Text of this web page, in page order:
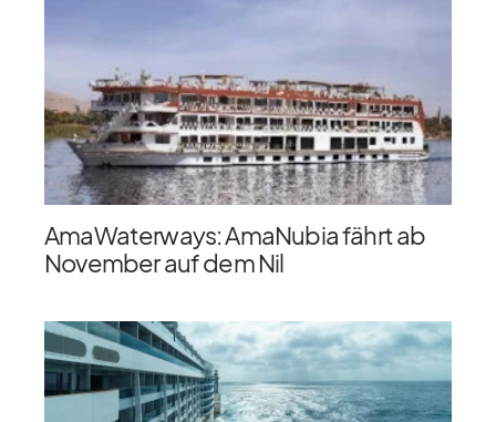
AmaWaterways: AmaNubia fährt ab
November auf dem Nil